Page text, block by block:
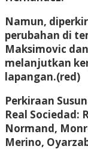
Namun,
perubahan di
Maksimovic
melanjutkan
lapangan.(red)
Perkiraan
Real Sociedad:
Normand,
Merino,